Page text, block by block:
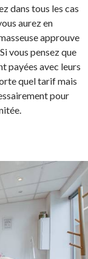
dans tous les cas
aurez en
approuve
vous pensez que
payées avec leurs
quel tarif mais
pour